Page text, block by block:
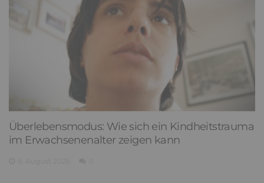
Überlebensmodus: Wie sich ein Kindheitstrauma
im Erwachsenenalter zeigen kann